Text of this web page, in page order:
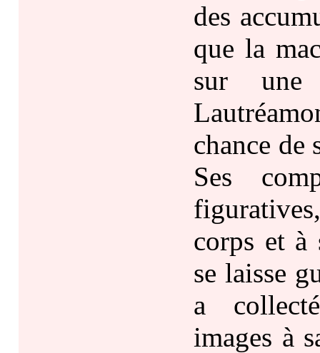
des
que la
sur une
chance de
Ses
corps et à
se laisse
a
images à